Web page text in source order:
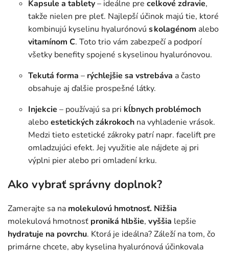
Kapsule a tablety– ideálne pre celkové zdravie,
takže nielen pre pleť. Najlepší účinok majú tie, ktoré
kombinujú kyselinu hyalurónovú s kolagénom alebo
vitamínom C. Toto trio vám zabezpečí a podporí
všetky benefity spojené s kyselinou hyalurónovou.
Tekutá forma – rýchlejšie sa vstrebáva a často
obsahuje aj ďalšie prospešné látky.
Injekcie – používajú sa pri kĺbnych problémoch
aleboestetických zákrokoch na vyhladenie vrások.
Medzi tieto estetické zákroky patrí napr. facelift pre
omladzujúci efekt. Jej využitie ale nájdete aj pri
výplni pier alebo pri omladení krku.
Ako vybrať správny doplnok?
Zamerajte sa na molekulovú hmotnosť. Nižšia
molekulová hmotnosť proniká hlbšie, vyššia lepšie
hydratuje na povrchu. Ktorá je ideálna? Záleží na tom, čo
primárne chcete, aby kyselina hyalurónová účinkovala